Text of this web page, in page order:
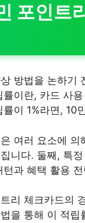
포인트
방법을 논하기
률이란, 카드 사
률이 1%라면, 10
여러 요소에
니다. 둘째, 특
턴과 혜택 활용
리 체크카드의
을 통해 이 적